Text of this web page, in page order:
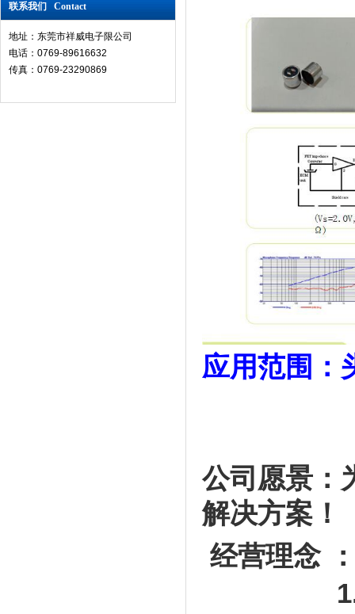
联系我们 Contact
地址：东莞市祥威电子限公司
电话：0769-89616632
传真：0769-23290869
应用范围：
公司愿景：
解决方案！
经营理念
1. 以客